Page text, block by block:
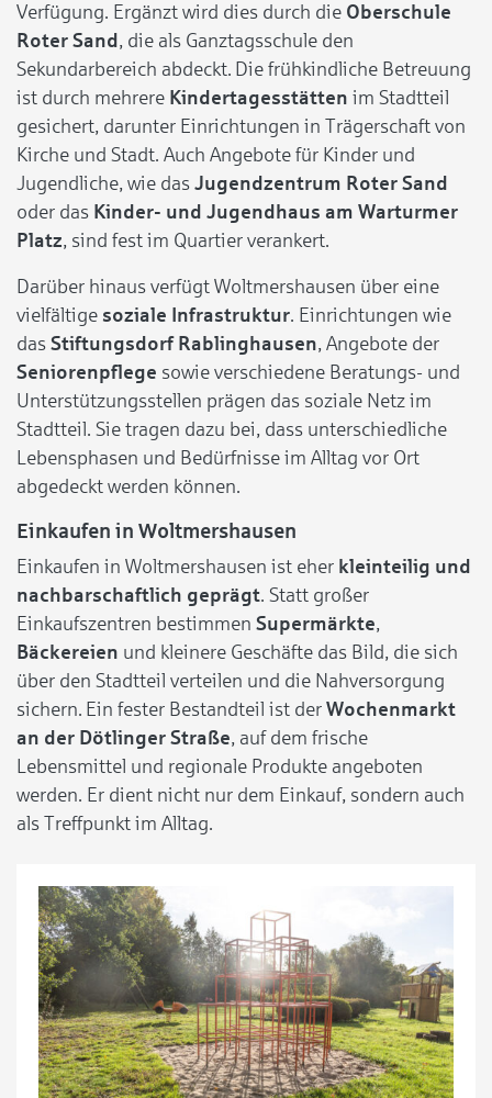
Verfügung. Ergänzt wird dies durch die Oberschule
Roter Sand , die als Ganztagsschule den
Sekundarbereich abdeckt. Die frühkindliche Betreuung
ist durch mehrere Kindertagesstätten im Stadtteil
gesichert, darunter Einrichtungen in Trägerschaft von
Kirche und Stadt. Auch Angebote für Kinder und
Jugendliche, wie das Jugendzentrum Roter Sand
oder das Kinder- und Jugendhaus am Warturmer
Platz, sind fest im Quartier verankert.
Darüber hinaus verfügt Woltmershausen über eine
vielfältige soziale Infrastruktur. Einrichtungen wie
das Stiftungsdorf Rablinghausen, Angebote der
Seniorenpflege sowie verschiedene Beratungs- und
Unterstützungsstellen prägen das soziale Netz im
Stadtteil. Sie tragen dazu bei, dass unterschiedliche
Lebensphasen und Bedürfnisse im Alltag vor Ort
abgedeckt werden können.
Einkaufen in Woltmershausen
Einkaufen in Woltmershausen ist eher kleinteilig und
nachbarschaftlich geprägt. Statt großer
Einkaufszentren bestimmen Supermärkte,
Bäckereien und kleinere Geschäfte das Bild, die sich
über den Stadtteil verteilen und die Nahversorgung
sichern. Ein fester Bestandteil ist der Wochenmarkt
an der Dötlinger Straße, auf dem frische
Lebensmittel und regionale Produkte angeboten
werden. Er dient nicht nur dem Einkauf, sondern auch
als Treffpunkt im Alltag.